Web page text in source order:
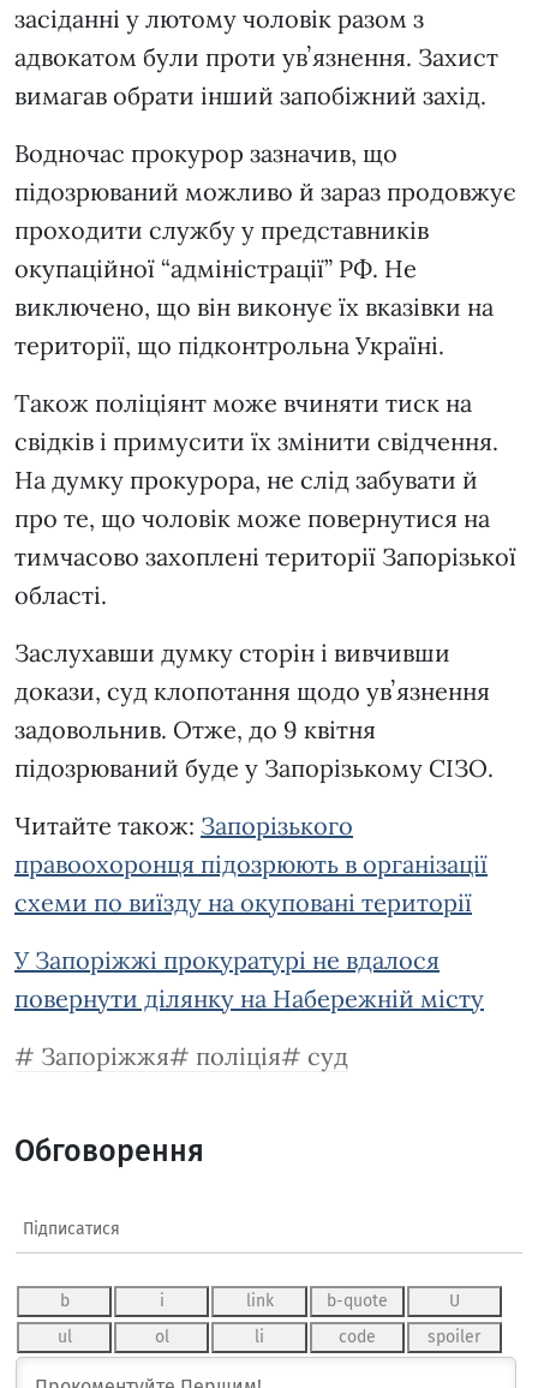
засіданні у лютому чоловік разом з
адвокатом були проти увʼязнення. Захист
вимагав обрати інший запобіжний захід.
Водночас прокурор зазначив, що
підозрюваний можливо й зараз продовжує
проходити службу у представників
окупаційної “адміністрації” РФ. Не
виключено, що він виконує їх вказівки на
території, що підконтрольна Україні.
Також поліціянт може вчиняти тиск на
свідків і примусити їх змінити свідчення.
На думку прокурора, не слід забувати й
про те, що чоловік може повернутися на
тимчасово захоплені території Запорізької
області.
Заслухавши думку сторін і вивчивши
докази, суд клопотання щодо увʼязнення
задовольнив. Отже, до 9 квітня
підозрюваний буде у Запорізькому СІЗО.
Читайте також: Запорізького
правоохоронця підозрюють в організації
схеми по виїзду на окуповані території
У Запоріжжі прокуратурі не вдалося
повернути ділянку на Набережній місту
Запоріжжя
поліція суд
Обговорення
Підписатися